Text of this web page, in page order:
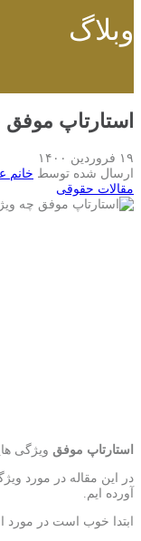
وبلاگ
استارتاپ
۱۹ فروردین ۱۴۰۰
ارسال شده توسط خانم
مقالات حقوقی
استارتاپ موفق ویژگی
در این مقاله در مورد
آورده ایم.
ابتدا خوب است در مورد